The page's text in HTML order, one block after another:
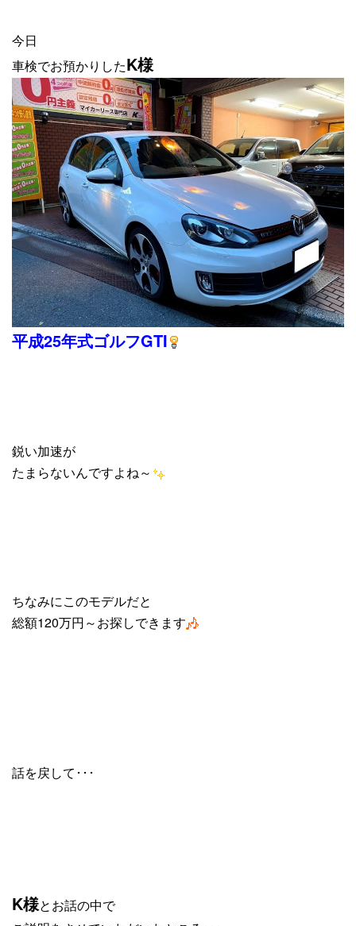
今日
車検でお預かりしたK様
平成25年式ゴルフGTI
鋭い加速が
たまらないんですよね～
ちなみにこのモデルだと
総額120万円～お探しできます
話を戻して･･･
K様とお話の中で